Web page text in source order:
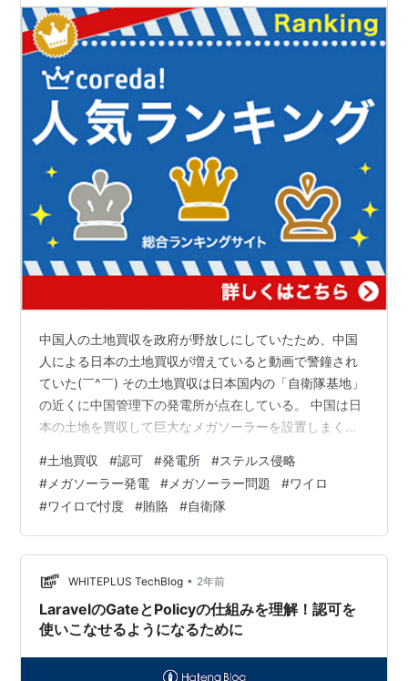
中国人の土地買収を政府が野放しにしていたため、中国
人による日本の土地買収が増えていると動画で警鐘され
ていた(￣^￣) その土地買収は日本国内の「自衛隊基地」
の近くに中国管理下の発電所が点在している。 中国は日
本の土地を買収して巨大なメガソーラーを設置しまくっ
る電力が「中国製」になっているということ。 加えて、
恐ろしいことがある。 メガソーラーには遠隔操作が可能
な通信機器が搭載されていて、日本に電気を流すかどう
かを中国がコントロールし放題になっているということ
＿|￣|○ 中国が「電気を止める」ということが簡単にで
きる。 自衛隊基地への…
#土地買収 #認可 #発電所 #ステルス侵略
#メガソーラー発電 #メガソーラー問題 #ワイロ
#ワイロで忖度 #賄賂 #自衛隊
WHITEPLUS TechBlog • 2年前
LaravelのGateとPolicyの仕組みを理解！認可を
使いこなせるようになるために